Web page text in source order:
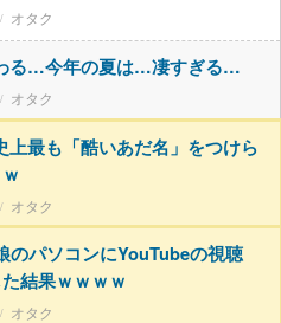
オタク
る…今年の夏は…凄すぎる…
オタク
上最も「酷いあだ名」をつけら
オタク
のパソコンにYouTubeの視聴
結果ｗｗｗｗ
オタク